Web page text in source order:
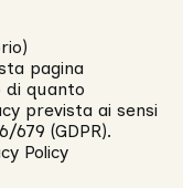
pagina
quanto
prevista ai sensi
679 (GDPR).
Policy